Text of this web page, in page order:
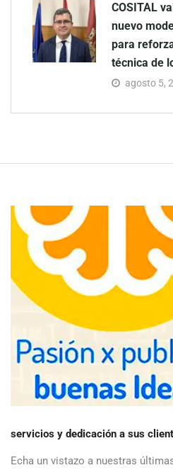
COSITAL
nuevo
para
técnica de
agosto 5,
servicios y dedicación a sus
Echa un vistazo a nuestras